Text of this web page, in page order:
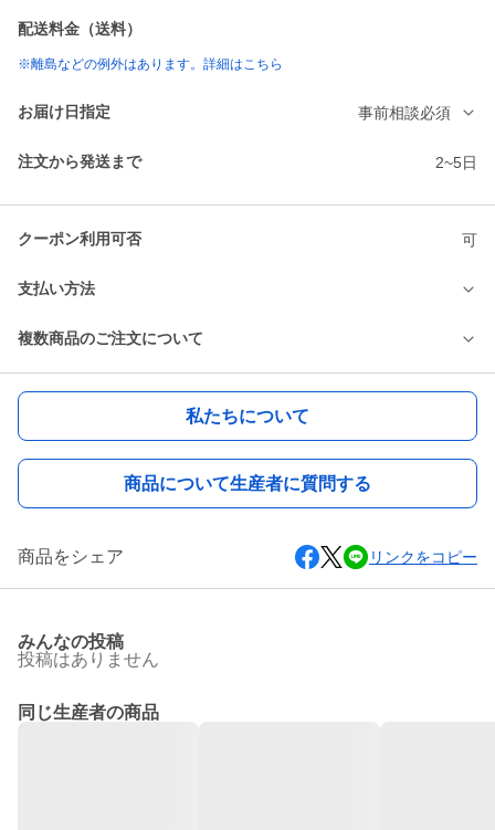
配送料金（送料）
※離島などの例外はあります。詳細はこちら
お届け日指定 事前相談必須
注文から発送まで 2~5日
クーポン利用可否 可
支払い方法
複数商品のご注文について
私たちについて
商品について生産者に質問する
商品をシェア リンクをコピー
みんなの投稿
投稿はありません
同じ生産者の商品